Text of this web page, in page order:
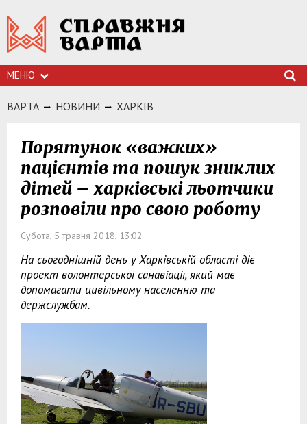
МЕНЮ
ВАРТА НОВИНИ ХАРКIВ
Порятунок «важких»
пацієнтів та пошук зниклих
дітей – харківські льотчики
розповіли про свою роботу
Субота, 5 травня 2018, 13:02
На сьогоднішній день у Харківській області діє
проект волонтерської санавіації, який має
допомагати цивільному населенню та
держслужбам.